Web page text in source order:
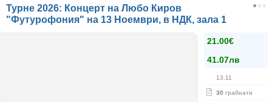
Турне 2026: Концерт на Любо Киров
"Футурофония" на 13 Ноември, в НДК, зала 1
21.00€
41.07лв
13.11
30 грабнати